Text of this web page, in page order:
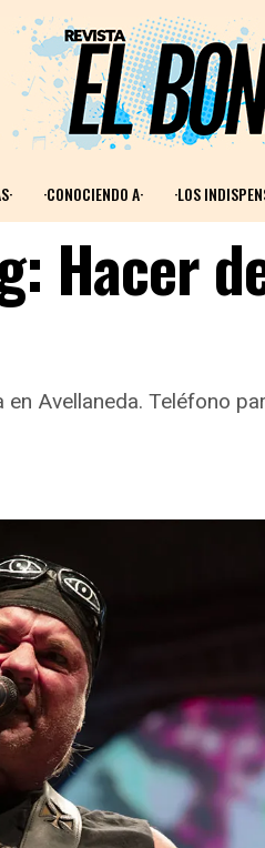
·CONOCIENDO A· ·LOS
Hacer
Avellaneda. Teléfono